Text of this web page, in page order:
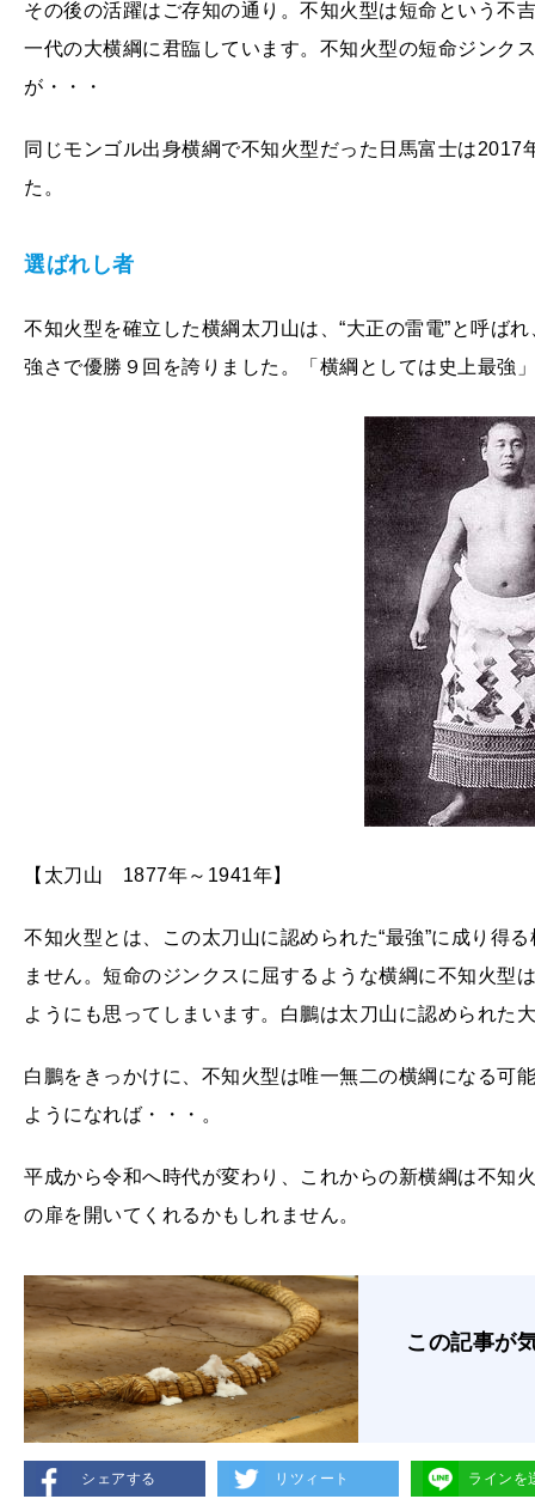
その後の活躍はご存知の通り。不知火型は短命という不
一代の大横綱に君臨しています。不知火型の短命ジンク
が・・・
同じモンゴル出身横綱で不知火型だった日馬富士は
た。
選ばれし者
不知火型を確立した横綱太刀山は、“大正の雷電”と呼ば
強さで優勝９回を誇りました。「横綱としては史上最強
【太刀山 1877年～1941年】
不知火型とは、この太刀山に認められた“最強”に成り得
ません。短命のジンクスに屈するような横綱に不知火型
ようにも思ってしまいます。白鵬は太刀山に認められた
白鵬をきっかけに、不知火型は唯一無二の横綱になる可
ようになれば・・・。
平成から令和へ時代が変わり、これからの新横綱は不知
の扉を開いてくれるかもしれません。
この記事が
シェアする リツィート ラインを